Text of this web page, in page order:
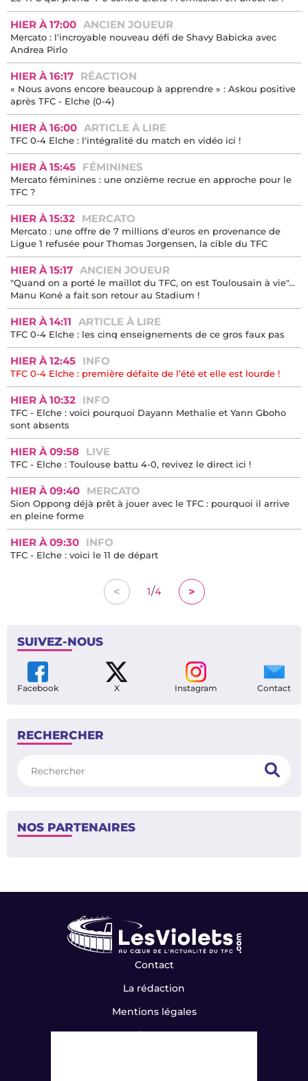
HIER À 17:00 ANCIEN JOUEUR
Mercato : l'incroyable nouveau défi de Shavy Babicka avec
Andrea Pirlo
HIER À 16:17 RÉACTION
« Nous avons encore beaucoup à apprendre » : Askou positive
après TFC - Elche (0-4)
HIER À 16:00 ARTICLE À LIRE
TFC 0-4 Elche : l'intégralité du match en vidéo ici !
HIER À 15:45 FÉMININES
Mercato féminines : une onzième recrue en approche pour le
TFC ?
HIER À 15:32 MERCATO
Mercato : une offre de 7 millions d'euros en provenance de
Ligue 1 refusée pour Thomas Jorgensen, la cible du TFC
HIER À 15:17 ANCIEN JOUEUR
"Quand on a porté le maillot du TFC, on est Toulousain à vie"...
Manu Koné a fait son retour au Stadium !
HIER À 14:11 ARTICLE À LIRE
TFC 0-4 Elche : les cinq enseignements de ce gros faux pas
HIER À 12:45 INFO
TFC 0-4 Elche : première défaite de l’été et elle est lourde !
HIER À 10:32 INFO
TFC - Elche : voici pourquoi Dayann Methalie et Yann Gboho
sont absents
HIER À 09:58 LIVE
TFC - Elche : Toulouse battu 4-0, revivez le direct ici !
HIER À 09:40 MERCATO
Sion Oppong déjà prêt à jouer avec le TFC : pourquoi il arrive
en pleine forme
HIER À 09:30 INFO
TFC - Elche : voici le 11 de départ
< 1/4 >
SUIVEZ-NOUS
Facebook X Instagram Contact
RECHERCHER
NOS PARTENAIRES
Contact
La rédaction
Mentions légales
Flux RSS